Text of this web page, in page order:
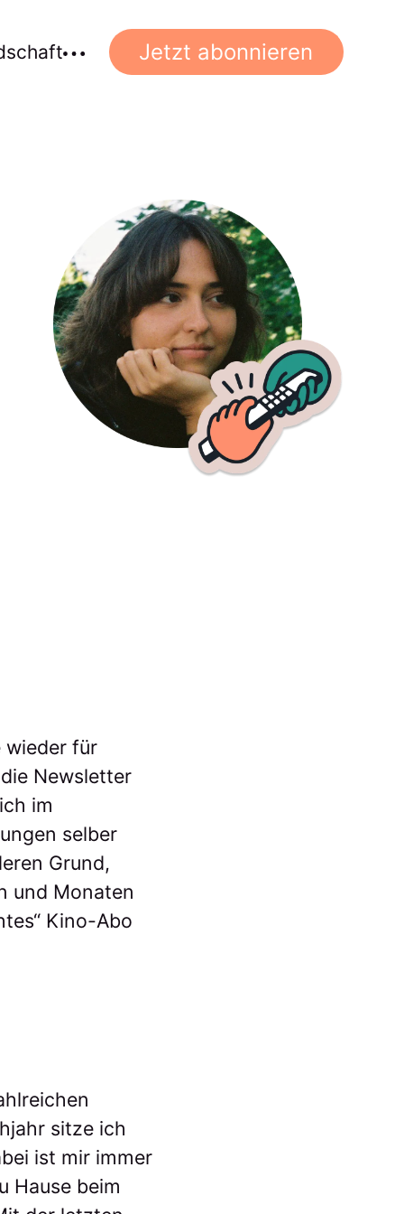
Jetzt abonnieren
wieder für
Newsletter
im
selber
Grund,
und Monaten
Kino-Abo
sitze ich
ist mir immer
Hause beim